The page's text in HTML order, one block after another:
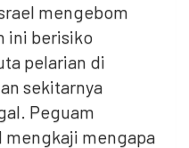
mengebom
ini berisiko
pelarian di
sekitarnya
Peguam
mengkaji mengapa